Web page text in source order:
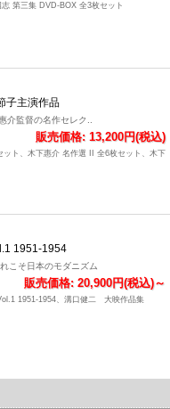
第三集 DVD-BOX 全3枚セット
子主演作品
介監督の名作セレク..
販売価格: 13,200円(税込)
ト、木下惠介 名作選 II 全6枚セット、木下
1951-1954
こそ日本のモダニズム
販売価格: 20,900円(税込)～
1951-1954、溝口健二 大映作品集